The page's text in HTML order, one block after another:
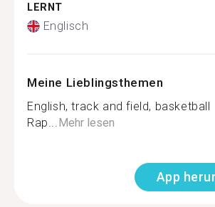
LERNT
Englisch
Meine Lieblingsthemen
English, track and field, basketball
Rap...Mehr lesen
App